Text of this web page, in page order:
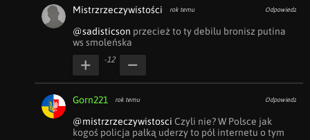
Mistrzrzeczywistości rok temu Odpowiedz
@sadisticson przecież to ty debilu bronisz putina
ws smoleńska
-12
Gorn221 rok temu Odpowiedz
@mistrzrzeczywistosci Czyli nie? W Polsce jak
kogoś policja pałką uderzy to pół internetu o tym